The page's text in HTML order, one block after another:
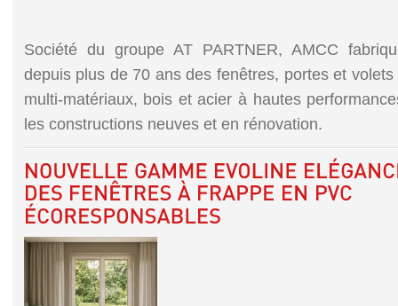
Société du groupe AT PARTNER, AMCC
depuis plus de 70 ans des fenêtres, portes et
multi-matériaux, bois et acier à hautes
les constructions neuves et en rénovation.